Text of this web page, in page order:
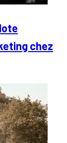
chez